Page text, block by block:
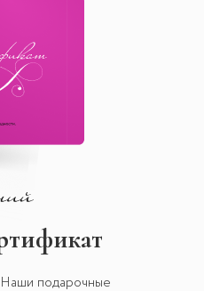
подарочные